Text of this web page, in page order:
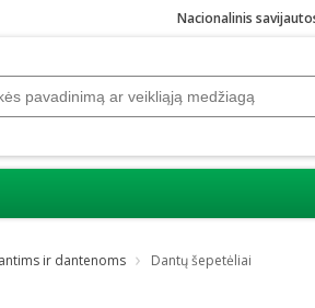
Nacionalinis
ir dantenoms Dantų šepetėliai